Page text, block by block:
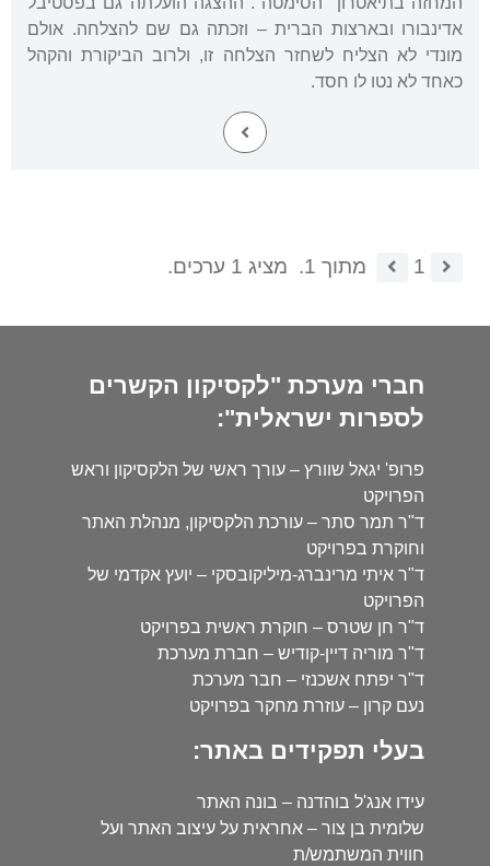
אדינבורו ובארצות הברית – וזכתה גם שם להצלחה. אולם
מונדי לא הצליח לשחזר הצלחה זו, ולרוב הביקורת והקהל
כאחד לא נטו לו חסד.
1 מתוך 1. מציג 1 ערכים.
חברי מערכת "לקסיקון הקשרים
לספרות ישראלית":
פרופ' יגאל שוורץ – עורך ראשי של הלקסיקון וראש
הפרויקט
ד"ר תמר סתר – עורכת הלקסיקון, מנהלת האתר
וחוקרת בפרויקט
ד"ר איתי מרינברג-מיליקובסקי – יועץ אקדמי של
הפרויקט
ד"ר חן שטרס – חוקרת ראשית בפרויקט
ד"ר מוריה דיין-קודיש – חברת מערכת
ד"ר יפתח אשכנזי – חבר מערכת
נעם קרון – עוזרת מחקר בפרויקט
בעלי תפקידים באתר:
עידו אנג'ל בוהדנה – בונה האתר
שלומית בן צור – אחראית על עיצוב האתר ועל
חווית המשתמש/ת